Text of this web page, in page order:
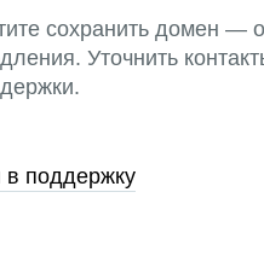
сохранить домен —
Уточнить
в поддержку